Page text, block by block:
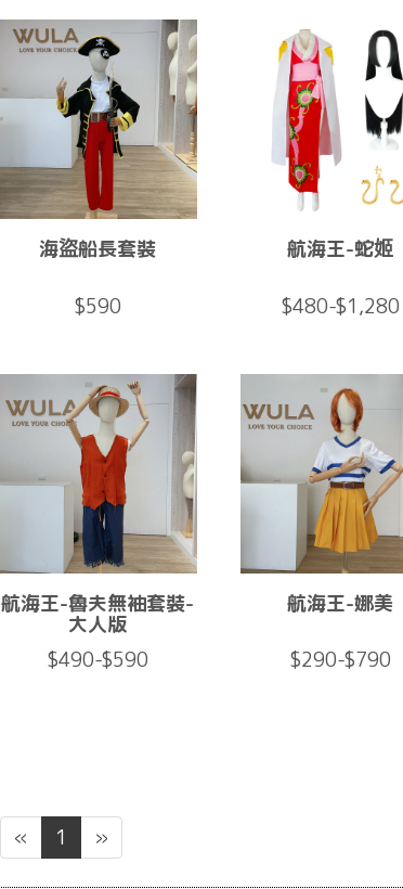
海盜船長套裝
$590
航海王-蛇姬
$480-$1,280
航海王-魯夫無袖套裝-
大人版
$490-$590
航海王-娜美
$290-$790
« 1 »